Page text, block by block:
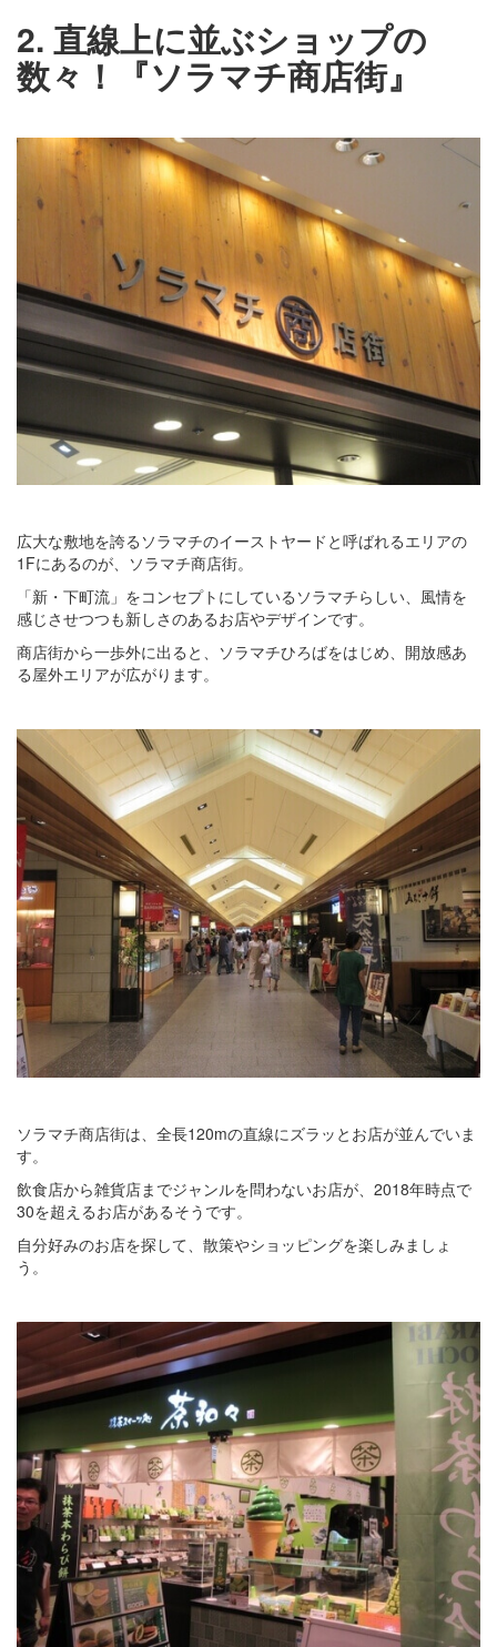
2. 直線上に並ぶショップの
数々！『ソラマチ商店街』
広大な敷地を誇るソラマチのイーストヤードと呼ばれるエリアの
1Fにあるのが、ソラマチ商店街。
「新・下町流」をコンセプトにしているソラマチらしい、風情を
感じさせつつも新しさのあるお店やデザインです。
商店街から一歩外に出ると、ソラマチひろばをはじめ、開放感あ
る屋外エリアが広がります。
ソラマチ商店街は、全長120mの直線にズラッとお店が並んでいま
す。
飲食店から雑貨店までジャンルを問わないお店が、2018年時点で
30を超えるお店があるそうです。
自分好みのお店を探して、散策やショッピングを楽しみましょ
う。